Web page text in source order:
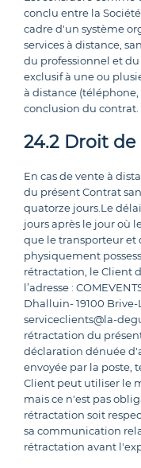
conclu entre la
cadre d'un système
services à distance,
du professionnel et
exclusif à une ou
à distance
conclusion du contrat.
24.2 Droit
En cas de vente à
du présent Contrat
quatorze jours.Le
jours après le jour où
que le transporteur et
physiquement
rétractation, le Client
l’adresse :
Dhalluin- 19100
serviceclients@la-
rétractation du
déclaration dénuée
envoyée par la poste,
Client peut utiliser le
mais ce n'est pas
rétractation soit
sa communication
rétractation avant